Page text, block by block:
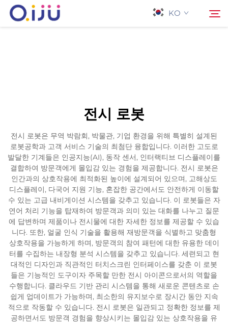
KO
응용 프로그램
사례
뉴스
서비스 지원
연락
전시 로봇
전시 로봇은 무역 박람회, 박물관, 기업 환경을 위해 특별히 설계된
로봇공학과 고객 서비스 기술의 최첨단 융합입니다. 이러한 고도로
발달한 기계들은 인공지능(AI), 동작 센서, 인터랙티브 디스플레이를
결합하여 방문객에게 몰입감 있는 경험을 제공합니다. 전시 로봇은
인간과의 상호작용에 최적화된 높이에 설계되어 있으며, 고해상도
디스플레이, 다국어 지원 기능, 혼잡한 공간에서도 안전하게 이동할
수 있는 고급 내비게이션 시스템을 갖추고 있습니다. 이 로봇들은 자
연어 처리 기능을 탑재하여 방문객과 의미 있는 대화를 나누고 질문
에 답변하며 제품이나 전시물에 대한 자세한 정보를 제공할 수 있습
니다. 또한, 얼굴 인식 기술을 활용해 재방문객을 식별하고 맞춤형
상호작용을 가능하게 하며, 방문객의 참여 패턴에 대한 유용한 데이
터를 수집하는 내장형 분석 시스템을 갖추고 있습니다. 세련되고 현
대적인 디자인과 직관적인 터치스크린 인터페이스를 갖춘 이 로봇
들은 기능적인 도구이자 주목할 만한 전시 아이콘으로서의 역할을
수행합니다. 클라우드 기반 관리 시스템을 통해 새로운 콘텐츠로 손
쉽게 업데이트가 가능하며, 최소한의 유지보수로 장시간 동안 지속
적으로 작동할 수 있습니다. 전시 로봇은 일관되고 정확한 정보를 제
공하면서도 방문객 경험을 향상시키는 몰입감 있는 상호작용을 유